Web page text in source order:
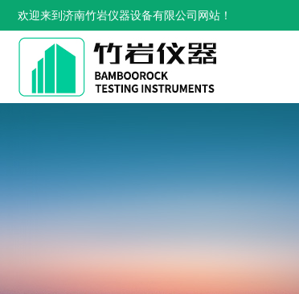
欢迎来到济南竹岩仪器设备有限公司网站！